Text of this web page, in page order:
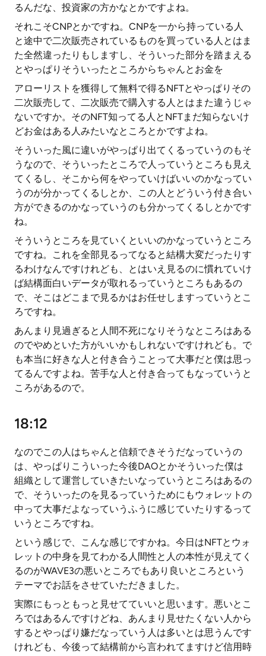
るんだな、投資家の方かなとかですよね。
それこそCNPとかですね。CNPを一から持っている人
と途中で二次販売されているものを買っている人とはま
た全然違ったりもしますし、そういった部分を踏まえる
とやっぱりそういったところからちゃんとお金を
アローリストを獲得して無料で得るNFTとやっぱりその
二次販売して、二次販売で購入する人とはまた違うじゃ
ないですか。そのNFT知ってる人とNFTまだ知らないけ
どお金はある人みたいなところとかですよね。
そういった風に違いがやっぱり出てくるっていうのもそ
うなので、そういったところで人っていうところも見え
てくるし、そこから何をやっていけばいいのかなってい
うのが分かってくるしとか、この人とどういう付き合い
方ができるのかなっていうのも分かってくるしとかです
ね。
そういうところを見ていくといいのかなっていうところ
ですね。これを全部見るってなると結構大変だったりす
るわけなんですけれども、とはいえ見るのに慣れていけ
ば結構面白いデータが取れるっていうところもあるの
で、そこはどこまで見るかはお任せしますっていうとこ
ろですね。
あんまり見過ぎると人間不死になりそうなところはある
のでやめといた方がいいかもしれないですけれども。で
も本当に好きな人と付き合うことって大事だと僕は思っ
てるんですよね。苦手な人と付き合ってもなっていうと
ころがあるので。
18:12
なのでこの人はちゃんと信頼できそうだなっていうの
は、やっぱりこういった今後DAOとかそういった僕は
組織として運営していきたいなっていうところはあるの
で、そういったのを見るっていうためにもウォレットの
中って大事だよなっていうふうに感じていたりするって
いうところですね。
という感じで、こんな感じですかね。今日はNFTとウォ
レットの中身を見てわかる人間性と人の本性が見えてく
るのがWAVE3の悪いところでもあり良いところという
テーマでお話をさせていただきました。
実際にもっともっと見せてていいと思います。悪いとこ
ろではあるんですけどね、あんまり見せたくない人から
するとやっぱり嫌だなっていう人は多いとは思うんです
けれども、今後って結構前から言われてますけど信用時